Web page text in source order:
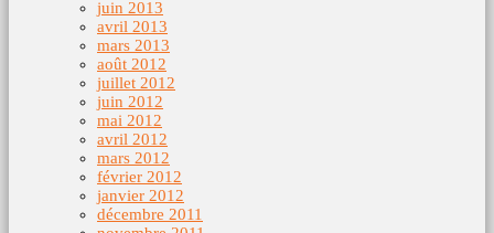
juin 2013
avril 2013
mars 2013
août 2012
juillet 2012
juin 2012
mai 2012
avril 2012
mars 2012
février 2012
janvier 2012
décembre 2011